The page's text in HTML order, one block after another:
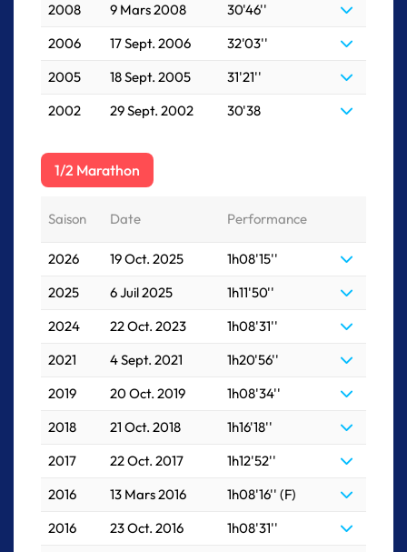
2008
9 Mars 2008
30'46''
2006
17 Sept. 2006
32'03''
2005
18 Sept. 2005
31'21''
2002
29 Sept. 2002 30'38
1/2 Marathon
Saison Date Performance
2026 19 Oct. 2025
1h08'15''
2025
6 Juil 2025
1h11'50''
2024
22 Oct. 2023
1h08'31''
2021
4 Sept. 2021
1h20'56''
2019
20 Oct. 2019
1h08'34''
2018
21 Oct. 2018
1h16'18''
2017
22 Oct. 2017
1h12'52''
2016
13 Mars 2016
1h08'16'' (F)
2016
23 Oct. 2016
1h08'31''